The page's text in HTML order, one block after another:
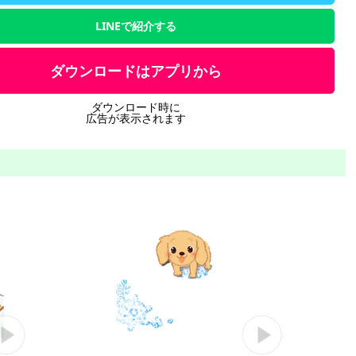
LINEで紹介する
ダウンロードはアプリから
ダウンロード時に
広告が表示されます